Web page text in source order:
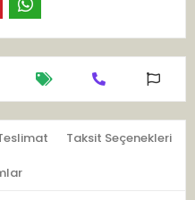
Taksit Seçenekleri